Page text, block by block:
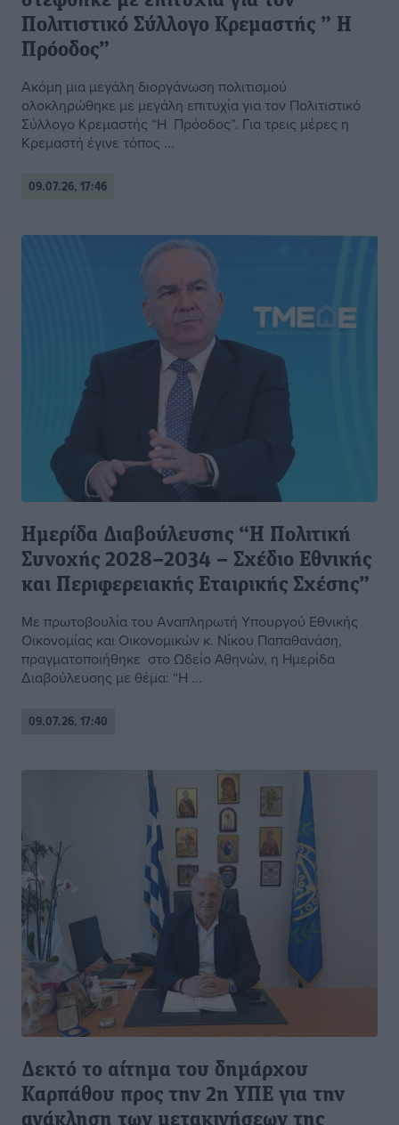
Πολιτιστικό Σύλλογο Κρεμαστής ” Η
Πρόοδος”
Ακόμη μια μεγάλη διοργάνωση πολιτισμού
ολοκληρώθηκε με μεγάλη επιτυχία για τον Πολιτιστικό
Σύλλογο Κρεμαστής “Η Πρόοδος”. Για τρεις μέρες η
Κρεμαστή έγινε τόπος ...
09.07.26, 17:46
Ημερίδα Διαβούλευσης “Η Πολιτική
Συνοχής 2028–2034 – Σχέδιο Εθνικής
και Περιφερειακής Εταιρικής Σχέσης”
Με πρωτοβουλία του Αναπληρωτή Υπουργού Εθνικής
Οικονομίας και Οικονομικών κ. Νίκου Παπαθανάση,
πραγματοποιήθηκε στο Ωδείο Αθηνών, η Ημερίδα
Διαβούλευσης με θέμα: “Η ...
09.07.26, 17:40
Δεκτό το αίτημα του δημάρχου
Καρπάθου προς την 2η ΥΠΕ για την